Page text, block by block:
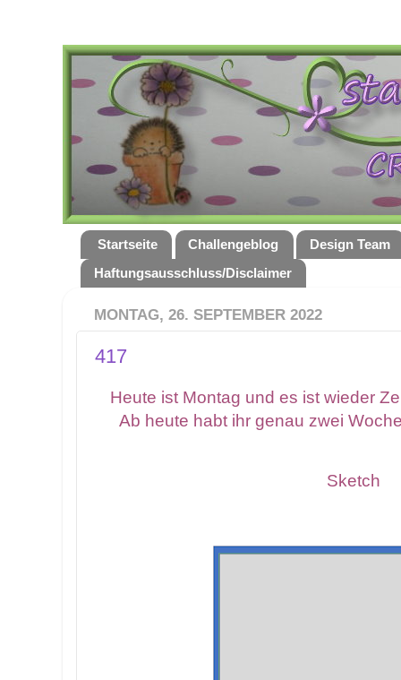
Startseite Challengeblog
Design Team
Haftungsausschluss/Disclaimer
MONTAG, 26. SEPTEMBER 2022
417
Heute ist Montag und es ist wieder
Ab heute habt ihr genau zwei
Sketch